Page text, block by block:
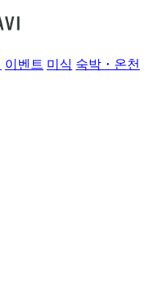
이벤트 미식 숙박・온천